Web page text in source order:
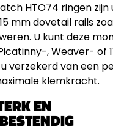
HTO74 ringen zijn
mm dovetail rails
U kunt deze
, Weaver- of
verzekerd van een
klemkracht.
EN